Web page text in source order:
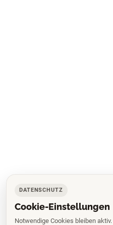
DATENSCHUTZ
Cookie-Einstellungen
Notwendige Cookies bleiben